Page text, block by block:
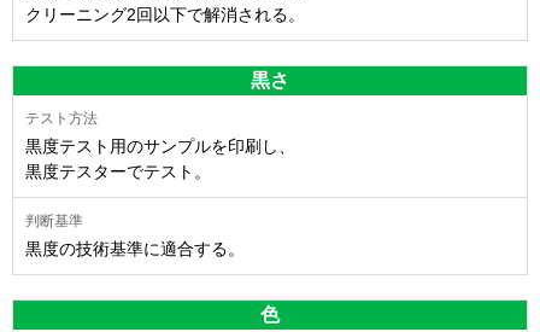
クリーニング2回以下で解消される。
黒さ
黒度テスト用のサンプルを印刷し、
黒度テスターでテスト。
黒度の技術基準に適合する。
色